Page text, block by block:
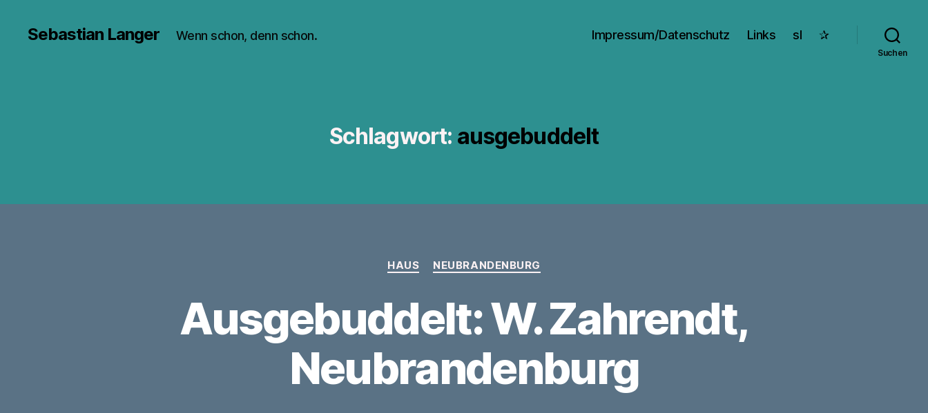
Sebastian Langer Wenn schon, denn schon. Impressum/Datenschutz Links sl ✰
Suchen
Schlagwort: ausgebuddelt
Kategorien
HAUS NEUBRANDENBURG
Ausgebuddelt: W. Zahrendt,
Neubrandenburg